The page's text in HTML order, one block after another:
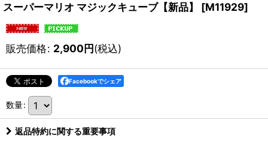
スーパーマリオ マジックキューブ【新品】 [M11929]
販売価格: 2,900円(税込)
Facebookでシェア
数量:
返品特約に関する重要事項